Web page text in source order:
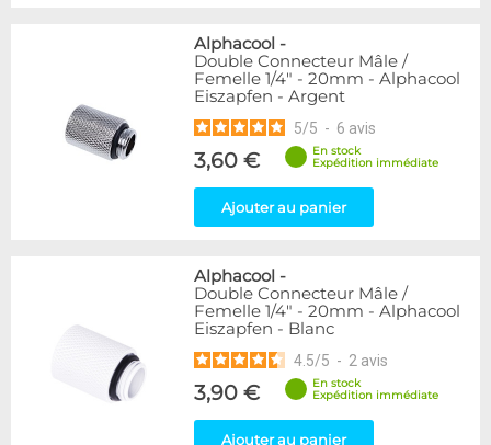
Alphacool -
Double Connecteur Mâle /
Femelle 1/4" - 20mm - Alphacool
Eiszapfen - Argent
5/5 - 6 avis
3,60 €
En stock
Expédition immédiate
Ajouter au panier
Alphacool -
Double Connecteur Mâle /
Femelle 1/4" - 20mm - Alphacool
Eiszapfen - Blanc
4.5/5 - 2 avis
3,90 €
En stock
Expédition immédiate
Ajouter au panier